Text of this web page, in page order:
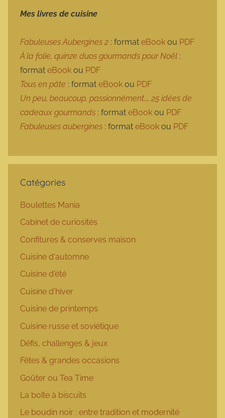
Mes livres de cuisine
Fabuleuses Aubergines 2 : format eBook ou PDF
À la folie, quinze duos gourmands pour Noël :
format eBook ou PDF
Tous en pâte : format eBook ou PDF
Un peu, beaucoup, passionnément…, 25 idées de
cadeaux gourmands : format eBook ou PDF
Fabuleuses aubergines : format eBook ou PDF
Catégories
Boulettes Mania
Cabinet de curiosités
Confitures & conserves maison
Cuisine d'automne
Cuisine d'été
Cuisine d'hiver
Cuisine de printemps
Cuisine russe et soviétique
Défis, challenges & jeux
Fêtes & grandes occasions
Goûter ou Tea Time
La boîte à biscuits
Le boudin noir : entre tradition et modernité